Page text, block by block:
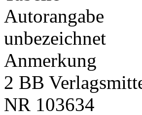
Autorangabe
unbezeichnet
Anmerkung
2 BB
NR 103634